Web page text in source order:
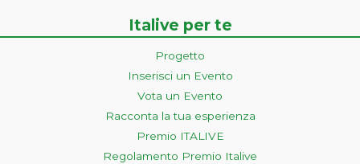
Italive per te
Progetto
Inserisci un Evento
Vota un Evento
Racconta la tua esperienza
Premio ITALIVE
Regolamento Premio Italive